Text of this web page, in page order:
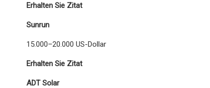
Erhalten Sie Zitat
Sunrun
15.000–20.000 US-Dollar
Erhalten Sie Zitat
ADT Solar